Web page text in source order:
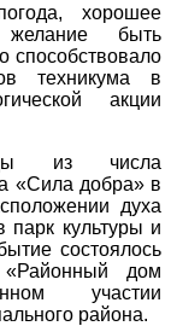
хорошее
быть
способствовало
техникума в
акции
из числа
«Сила добра» в
духа
культуры и
состоялось
дом
участии
района.